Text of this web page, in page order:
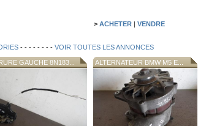
> ACHETER | VENDRE
- - - - - - - -VOIR TOUTES LES ANNONCES
GAUCHE 8N183... ALTERNATEUR BMW M5 E...